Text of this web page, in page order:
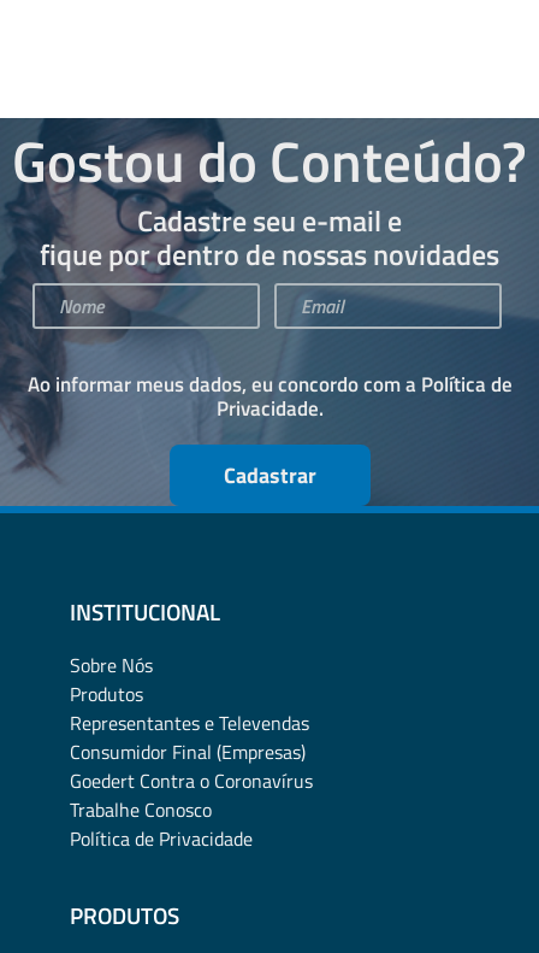
Gostou do Conteúdo?
Cadastre seu e-mail e
fique por dentro de nossas novidades
Ao informar meus dados, eu concordo com aPolítica de
Privacidade.
Cadastrar
INSTITUCIONAL
Sobre Nós
Produtos
Representantes e Televendas
Consumidor Final (Empresas)
Goedert Contra o Coronavírus
Trabalhe Conosco
Política de Privacidade
PRODUTOS